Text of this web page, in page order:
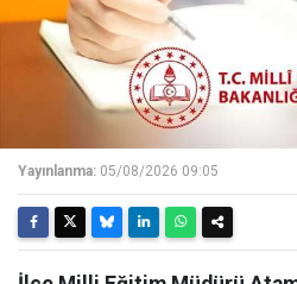
Yayınlanma: 05/08/2026 09:05